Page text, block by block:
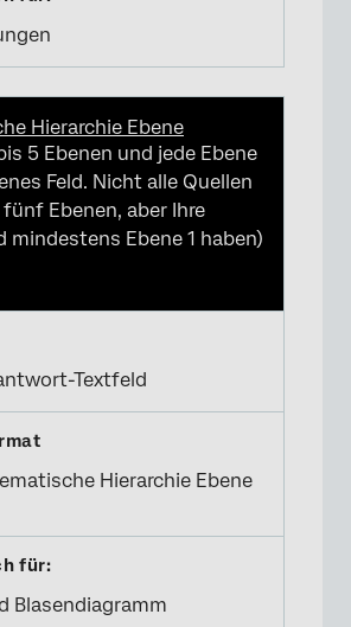
Hierarchie Ebene
5 Ebenen und jede Ebene
Feld. Nicht alle Quellen
Ebenen, aber Ihre
mindestens Ebene 1 haben)
Textfeld
Hierarchie Ebene
Blasendiagramm